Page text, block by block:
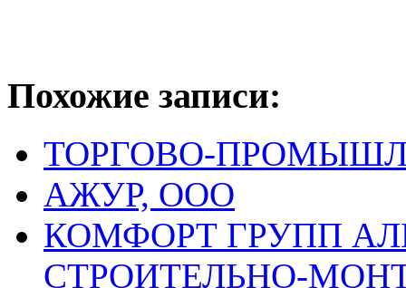
Похожие записи:
ТОРГОВО-
АЖУР, ООО
КОМФОРТ ГРУПП
СТРОИТЕЛЬНО-